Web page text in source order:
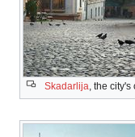
Skadarlija, the city's